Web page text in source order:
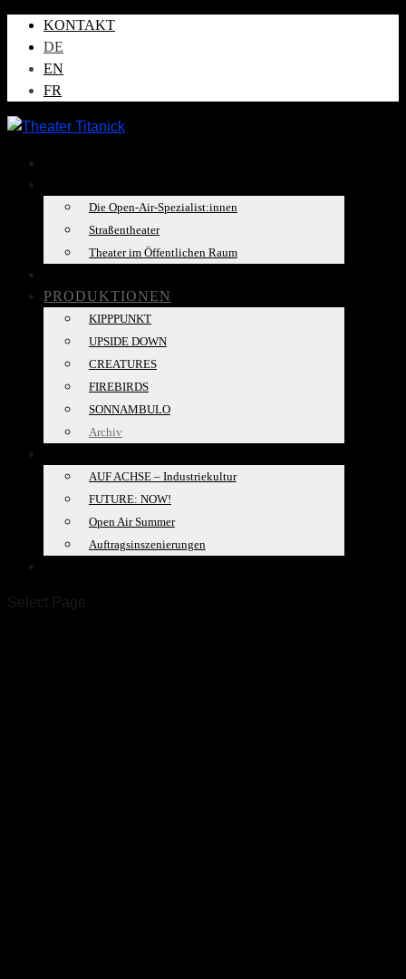
KONTAKT
DE
EN
FR
Die Open-Air-Spezialist:innen
Straßentheater
Theater im Öffentlichen Raum
PRODUKTIONEN
KIPPPUNKT
UPSIDE DOWN
CREATURES
FIREBIRDS
SONNAMBULO
Archiv
AUF ACHSE – Industriekultur
FUTURE: NOW!
Open Air Summer
Auftragsinszenierungen
Select Page